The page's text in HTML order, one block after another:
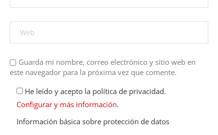
Guarda mi nombre, correo electrónico y sitio web en
este navegador para la próxima vez que comente.
He leído y acepto la política de privacidad.
Configurar y más información.
Información básica sobre protección de datos